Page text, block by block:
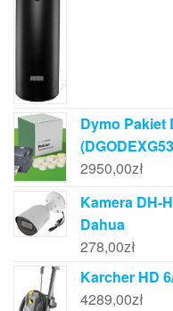
Dymo Pakiet
2950,00zł
Kamera DH-
Dahua
278,00zł
Karcher HD
4289,00zł